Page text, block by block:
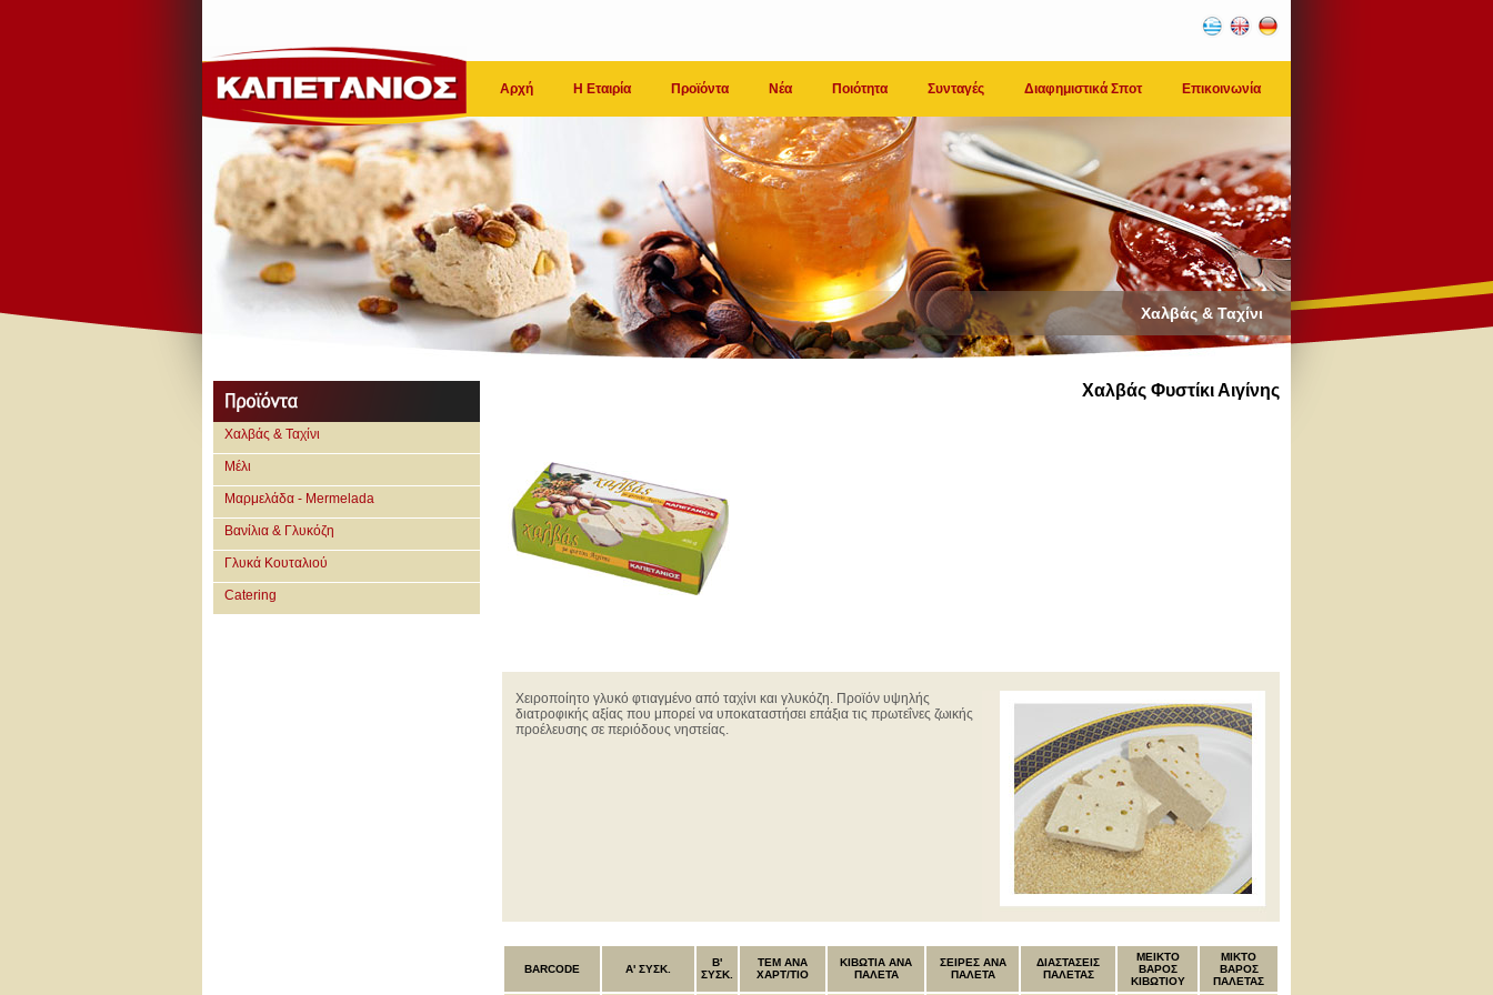
Αρχή Η Εταιρία Προϊόντα Νέα Ποιότητα Συνταγές Διαφημιστικά Σποτ Επικοινωνία
Χαλβάς & Ταχίνι
Χαλβάς & Ταχίνι
Μέλι
Μαρμελάδα - Mermelada
Βανίλια & Γλυκόζη
Γλυκά Κουταλιού
Catering
Χαλβάς Φυστίκι Αιγίνης
Χειροποίητο γλυκό φτιαγμένο από ταχίνι και γλυκόζη. Προϊόν υψηλής
διατροφικής αξίας που μπορεί να υποκαταστήσει επάξια τις πρωτεΐνες ζωικής
προέλευσης σε περιόδους νηστείας.
BARCODE Α' ΣΥΣΚ.
B'
ΣΥΣΚ.
ΤΕΜ ANA
ΧΑΡΤ/ΤΙΟ
ΚΙΒΩΤΙΑ ΑΝΑ
ΠΑΛΕΤΑ
ΣΕΙΡΕΣ ΑΝΑ
ΠΑΛΕΤΑ
ΔΙΑΣΤΑΣΕΙΣ
ΠΑΛΕΤΑΣ
MEIKTO
ΒΑΡΟΣ
ΚΙΒΩΤΙΟΥ
ΜΙΚΤΟ
ΒΑΡΟΣ
ΠΑΛΕΤΑΣ